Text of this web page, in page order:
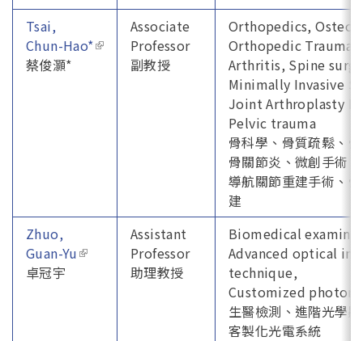
Tsai,
Chun-Hao*(link is external)
蔡俊灝*
Associate
Professor
副教授
Orthopedics,
Orthopedic Trauma
Arthritis, Spine
Minimally Invasive
Joint Arthroplasty
Pelvic trauma
骨科學、骨質疏鬆、
骨關節炎、微創手術
導航關節重建手術、
建
Zhuo,
Guan-Yu(link is external)
卓冠宇
Assistant
Professor
助理教授
Biomedical
Advanced optical
technique,
Customized
生醫檢測、進階光學
客製化光電系統